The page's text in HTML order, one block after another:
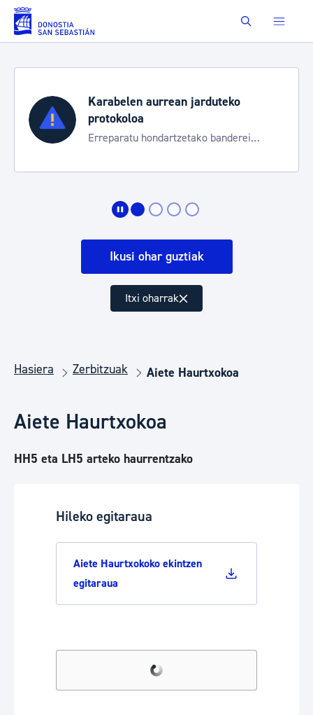
Eduki nagusira joan Buscar
Karabelen aurrean jarduteko
protokoloa
Erreparatu hondartzetako banderei
Ikusi ohar guztiak
Itxi oharrak
Hasiera Zerbitzuak Aiete Haurtxokoa
Aiete Haurtxokoa
HH5 eta LH5 arteko haurrentzako
Hileko egitaraua
Aiete Haurtxokoko ekintzen
egitaraua